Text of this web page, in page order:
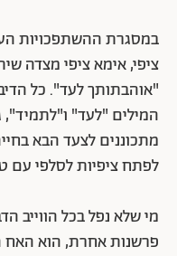
במסגרת ההשתפכויות
ציפי, אימא ציפי מצדה
"אוהבתותך לעד". כל
המילים "לעד" ו"לתמיד",
מתכוננים לצעד הבא
לפתח ציפיות לסלפי עם
מי שלא נפל בכל הווייב
פרשנות אחרת, הוא האח